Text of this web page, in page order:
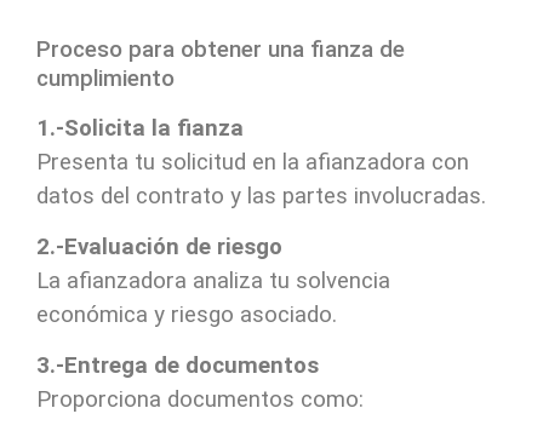
Proceso para obtener una fianza de
cumplimiento
1.-Solicita la fianza
Presenta tu solicitud en la afianzadora con
datos del contrato y las partes involucradas.
2.-Evaluación de riesgo
La afianzadora analiza tu solvencia
económica y riesgo asociado.
3.-Entrega de documentos
Proporciona documentos como: